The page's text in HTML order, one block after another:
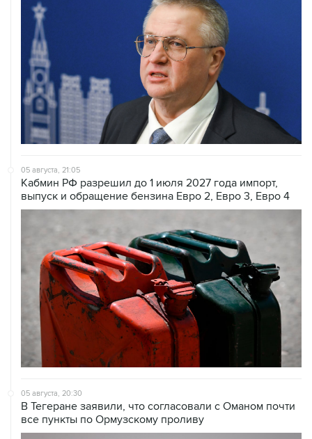
05 августа, 21:05
Кабмин РФ разрешил до 1 июля 2027 года импорт,
выпуск и обращение бензина Евро 2, Евро 3, Евро 4
05 августа, 20:30
В Тегеране заявили, что согласовали с Оманом почти
все пункты по Ормузскому проливу